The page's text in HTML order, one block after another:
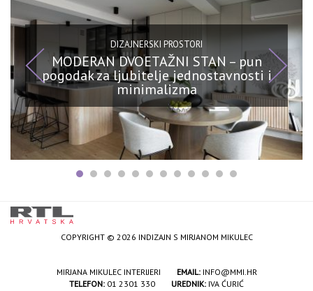
DIZAJNERSKI PROSTORI
MODERAN DVOETAŽNI STAN – pun
pogodak za ljubitelje jednostavnosti i
minimalizma
COPYRIGHT © 2026 INDIZAJN S MIRJANOM MIKULEC
MIRJANA MIKULEC INTERIJERI EMAIL: INFO@MMI.HR
TELEFON: 01 2301 330 UREDNIK: IVA ĆURIĆ